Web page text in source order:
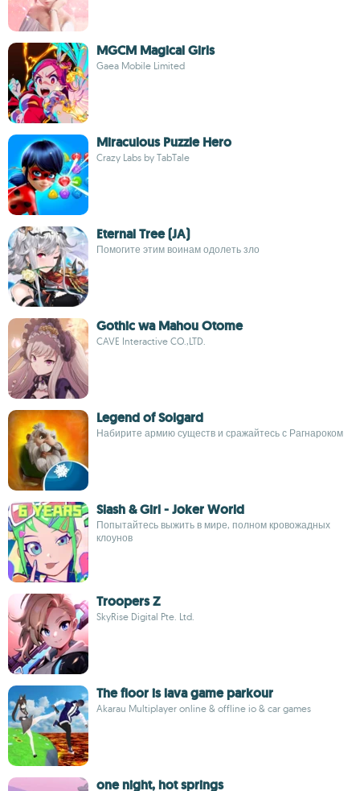
MGCM Magical Girls
Gaea Mobile Limited
Miraculous Puzzle Hero
Crazy Labs by TabTale
Eternal Tree (JA)
Помогите этим воинам одолеть зло
Gothic wa Mahou Otome
CAVE Interactive CO.,LTD.
Legend of Solgard
Набирите армию существ и сражайтесь с Рагнароком
Slash & Girl - Joker World
Попытайтесь выжить в мире, полном кровожадных
клоунов
Troopers Z
SkyRise Digital Pte. Ltd.
The floor is lava game parkour
Akarau Multiplayer online & offline io & car games
one night, hot springs